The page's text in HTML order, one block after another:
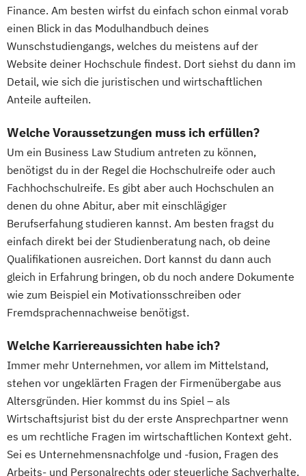
Finance. Am besten wirfst du einfach schon einmal vorab
einen Blick in das Modulhandbuch deines
Wunschstudiengangs, welches du meistens auf der
Website deiner Hochschule findest. Dort siehst du dann im
Detail, wie sich die juristischen und wirtschaftlichen
Anteile aufteilen.
Welche Voraussetzungen muss ich erfüllen?
Um ein Business Law Studium antreten zu können,
benötigst du in der Regel die Hochschulreife oder auch
Fachhochschulreife. Es gibt aber auch Hochschulen an
denen du ohne Abitur, aber mit einschlägiger
Berufserfahung studieren kannst. Am besten fragst du
einfach direkt bei der Studienberatung nach, ob deine
Qualifikationen ausreichen. Dort kannst du dann auch
gleich in Erfahrung bringen, ob du noch andere Dokumente
wie zum Beispiel ein Motivationsschreiben oder
Fremdsprachennachweise benötigst.
Welche Karriereaussichten habe ich?
Immer mehr Unternehmen, vor allem im Mittelstand,
stehen vor ungeklärten Fragen der Firmenübergabe aus
Altersgründen. Hier kommst du ins Spiel – als
Wirtschaftsjurist bist du der erste Ansprechpartner wenn
es um rechtliche Fragen im wirtschaftlichen Kontext geht.
Sei es Unternehmensnachfolge und -fusion, Fragen des
Arbeits- und Personalrechts oder steuerliche Sachverhalte.